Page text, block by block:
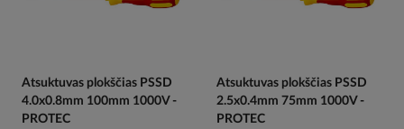
Atsuktuvas plokščias PSSD
4.0x0.8mm 100mm 1000V -
PROTEC
Atsuktuvas plokščias PSSD
2.5x0.4mm 75mm 1000V -
PROTEC